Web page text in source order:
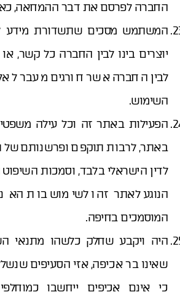
החברה לפרסם את דבר ההמחאה,
המשתמש מסכים שתשדורת מידע
יוצרים בינו לבין החברה כל קשר,
לבין החברה אשר חורגים מעבר
השימוש.
הפעילות באתר זה וכל עילה
באתר, לרבות תוקפם ופרשנותם של
לדין הישראלי בלבד, וסמכות
הנוגע לאתר זה ולשימוש בו
המוסמכים בחיפה.
היה ויקבע שחלק כלשהו מתנאי
שאינו בר אכיפה, אזי הסעיפים
כי אינם אכיפים ייחשבו